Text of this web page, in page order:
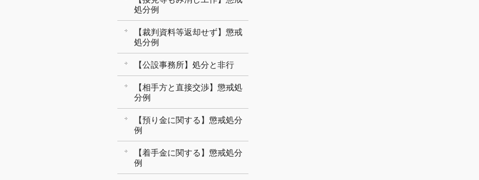
処分例
【裁判資料等返却せず】懲戒
処分例
【公設事務所】処分と非行
【相手方と直接交渉】懲戒処
分例
【預り金に関する】懲戒処分
例
【着手金に関する】懲戒処分
例